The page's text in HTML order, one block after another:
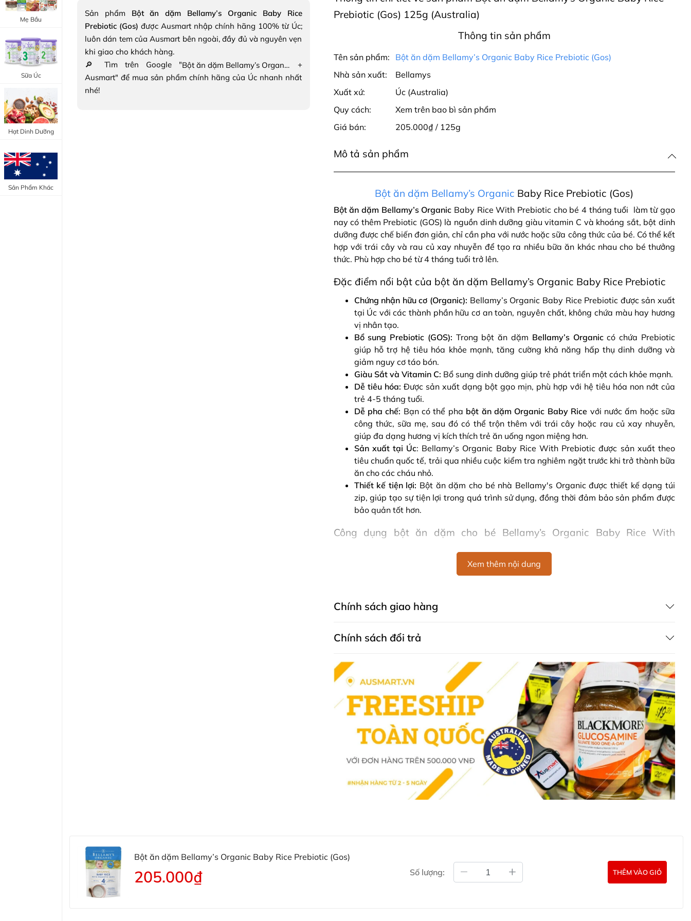
Bổ Khớp - Xương
Bổ Não - Tim Mạch
Canxi - Vitamin D
Trang Điểm Mắt
Trang Điểm Môi
Tẩy Trang - Toner
Dụng Cụ Trang Điểm
Mẹ Bầu
Sữa Úc
Hạt Dinh Dưỡng
Sản Phẩm Khác
Sản phẩm Bột ăn dặm Bellamy’s Organic Baby Rice
Prebiotic (Gos) được Ausmart nhập chính hãng 100% từ Úc;
luôn dán tem của Ausmart bên ngoài, đầy đủ và nguyên vẹn
khi giao cho khách hàng.
🔎 Tìm trên Google "
Bột ăn dặm Bellamy’s Organic Baby Rice Prebiotic (Gos)
+
Ausmart" để mua sản phẩm chính hãng của Úc nhanh nhất
nhé!
Prebiotic (Gos) 125g (Australia)
Thông tin sản phẩm
Tên sản phẩm:
Bột ăn dặm Bellamy’s Organic Baby Rice Prebiotic (Gos)
Nhà sản xuất:
Bellamys
Xuất xứ:
Úc (Australia)
Quy cách:
Xem trên bao bì sản phẩm
Giá bán:
205.000₫ / 125g
Mô tả sản phẩm
Bột ăn dặm Bellamy’s Organic Baby Rice Prebiotic (Gos)
Bột ăn dặm Bellamy’s Organic Baby Rice With Prebiotic cho bé 4 tháng tuổi làm từ gạo
nay có thêm Prebiotic (GOS) là nguồn dinh dưỡng giàu vitamin C và khoáng sắt, bột dinh
dưỡng được chế biến đơn giản, chỉ cần pha với nước hoặc sữa công thức của bé. Có thể kết
hợp với trái cây và rau củ xay nhuyễn để tạo ra nhiều bữa ăn khác nhau cho bé thưởng
thức. Phù hợp cho bé từ 4 tháng tuổi trở lên.
Đặc điểm nổi bật của bột ăn dặm Bellamy’s Organic Baby Rice Prebiotic
Chứng nhận hữu cơ (Organic): Bellamy’s Organic Baby Rice Prebiotic được sản xuất
tại Úc với các thành phần hữu cơ an toàn, nguyên chất, không chứa màu hay hương
vị nhân tạo.
Bổ sung Prebiotic (GOS): Trong bột ăn dặm Bellamy’s Organiccó chứa Prebiotic
giúp hỗ trợ hệ tiêu hóa khỏe mạnh, tăng cường khả năng hấp thụ dinh dưỡng và
giảm nguy cơ táo bón.
Giàu Sắt và Vitamin C: Bổ sung dinh dưỡng giúp trẻ phát triển một cách khỏe mạnh.
Dễ tiêu hóa: Được sản xuất dạng bột gạo mịn, phù hợp với hệ tiêu hóa non nớt của
trẻ 4-5 tháng tuổi.
Dễ pha chế: Bạn có thể pha bột ăn dặm Organic Baby Rice với nước ấm hoặc sữa
công thức, sữa mẹ, sau đó có thể trộn thêm với trái cây hoặc rau củ xay nhuyễn,
giúp đa dạng hương vị kích thích trẻ ăn uống ngon miệng hơn.
Sản xuất tại Úc: Bellamy’s Organic Baby Rice With Prebiotic được sản xuất theo
tiêu chuẩn quốc tế, trải qua nhiều cuộc kiểm tra nghiêm ngặt trước khi trở thành bữa
ăn cho các cháu nhỏ.
Thiết kế tiện lợi: Bột ăn dặm cho bé nhà Bellamy's Organic được thiết kế dạng túi
zip, giúp tạo sự tiện lợi trong quá trình sử dụng, đồng thời đảm bảo sản phẩm được
bảo quản tốt hơn.
Công dụng bột ăn dặm cho bé Bellamy’s Organic Baby Rice With
Bột ăn dặm Organic của Bellamy's giúp mang đến cho bé yêu một bữa ăn trọn vẹn đầy
và nhanh chóng, nhưng vẫn đảm bảo được sự an toàn và dinh dưỡng cho bé yêu.
bột ăn dặm cho bé Bellamy’s Organic Baby Rice With Prebiotic (Gos), cha
mẹ chỉ cần trộn một thìa bột với hai thìa sữa hoặc nước (một muỗng một bột, một muỗng
Xem thêm nội dung
Chính sách giao hàng
Chính sách đổi trả
Bột ăn dặm Bellamy’s Organic Baby Rice Prebiotic (Gos)
205.000₫ Số lượng: THÊM VÀO GIỎ